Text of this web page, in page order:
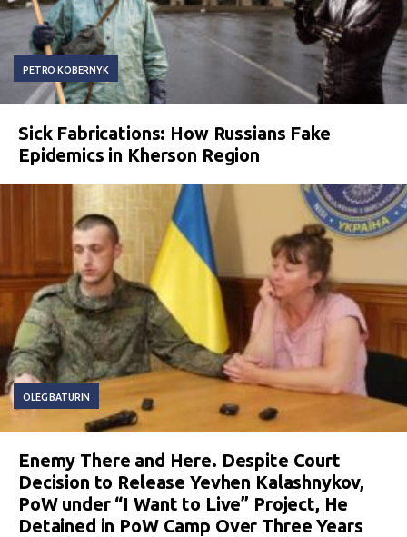
PETRO KOBERNYK
Sick Fabrications: How Russians Fake
Epidemics in Kherson Region
OLEG BATURIN
Enemy There and Here. Despite Court
Decision to Release Yevhen Kalashnykov,
PoW under “I Want to Live” Project, He
Detained in PoW Camp Over Three Years